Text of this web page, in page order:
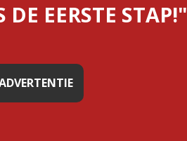
EERSTE STAP!"